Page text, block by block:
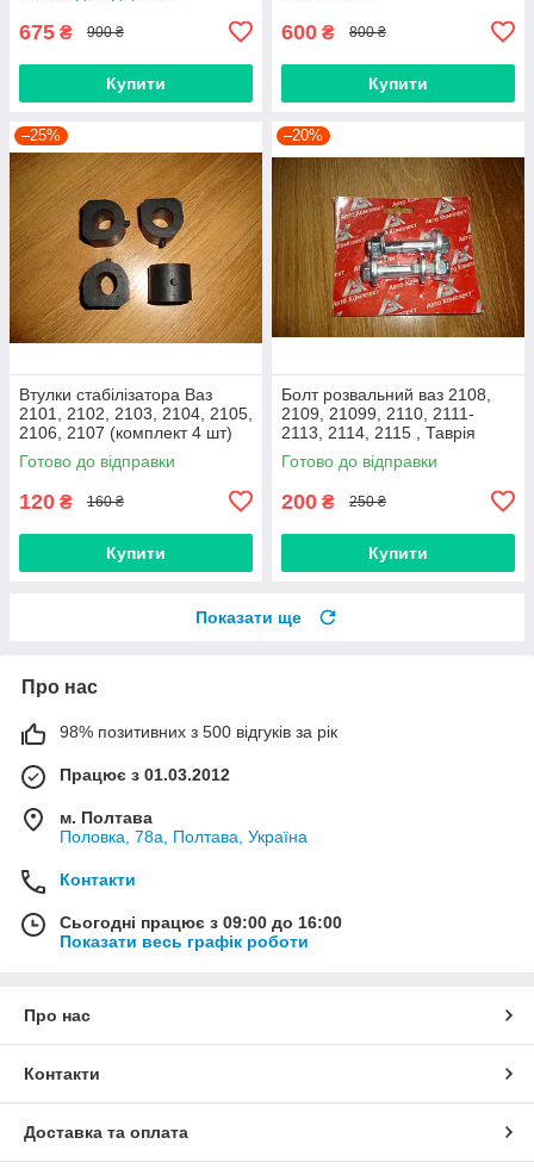
675 ₴ 900 ₴
Купити
600 ₴ 800 ₴
Купити
–25%
Втулки стабілізатора Ваз
2101, 2102, 2103, 2104, 2105,
2106, 2107 (комплект 4 шт)
виробник Gumex, Польща
Готово до відправки
120 ₴ 160 ₴
Купити
–20%
Болт розвальний ваз 2108,
2109, 21099, 2110, 2111-
2113, 2114, 2115 , Таврія
М12х60, стойки передньої
(Авто Комплект)
Готово до відправки
200 ₴ 250 ₴
Купити
Показати ще
Про нас
98% позитивних з 500 відгуків за рік
Працює з 01.03.2012
м. Полтава
Половка, 78а, Полтава, Україна
Контакти
Сьогодні працює з 09:00 до 16:00
Показати весь графік роботи
Про нас
Контакти
Доставка та оплата